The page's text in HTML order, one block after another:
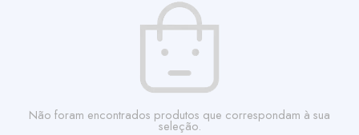
Não foram encontrados produtos que correspondam à sua
seleção.